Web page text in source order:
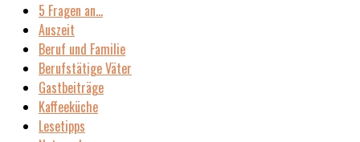
5 Fragen an…
Auszeit
Beruf und Familie
Berufstätige Väter
Gastbeiträge
Kaffeeküche
Lesetipps